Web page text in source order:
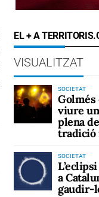
EL + A
VISUALITZAT
SOCIETAT
Golmés
viure
plena
tradició
SOCIETAT
a
gaudir-